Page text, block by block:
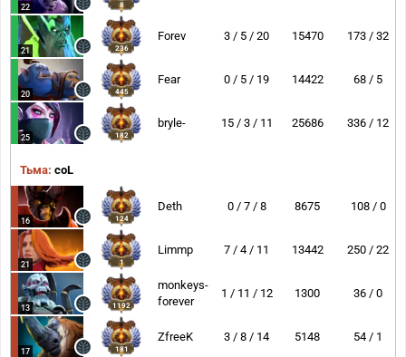
22 8
21 236
Forev 3 / 5 / 20 15470 173 / 32
20 445
Fear 0 / 5 / 19 14422 68 / 5
25 182
bryle- 15 / 3 / 11 25686 336 / 12
Тьма: coL
16 124
Deth 0 / 7 / 8 8675 108 / 0
21 1
Limmp 7 / 4 / 11 13442 250 / 22
13 1192
monkeys-
forever
1 / 11 / 12 1300 36 / 0
17 181
ZfreeK 3 / 8 / 14 5148 54 / 1